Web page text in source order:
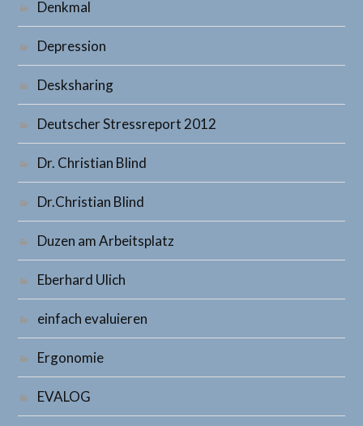
Denkmal
Depression
Desksharing
Deutscher Stressreport 2012
Dr. Christian Blind
Dr.Christian Blind
Duzen am Arbeitsplatz
Eberhard Ulich
einfach evaluieren
Ergonomie
EVALOG